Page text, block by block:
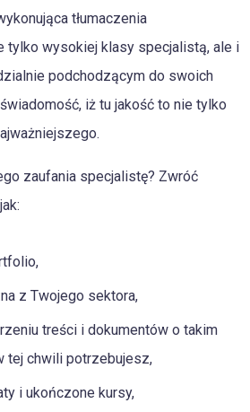
tłumaczenia
tylko wysokiej klasy specjalistą, ale i
podchodzącym do swoich
iż tu jakość to nie tylko
zaufania specjalistę? Zwróć
z Twojego sektora,
treści i dokumentów o takim
tej chwili potrzebujesz,
i ukończone kursy,